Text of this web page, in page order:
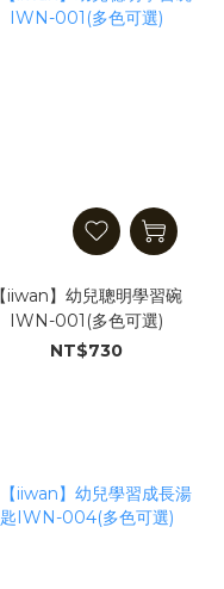
【iiwan】幼兒聰明學習碗
IWN-001(多色可選)
NT$730